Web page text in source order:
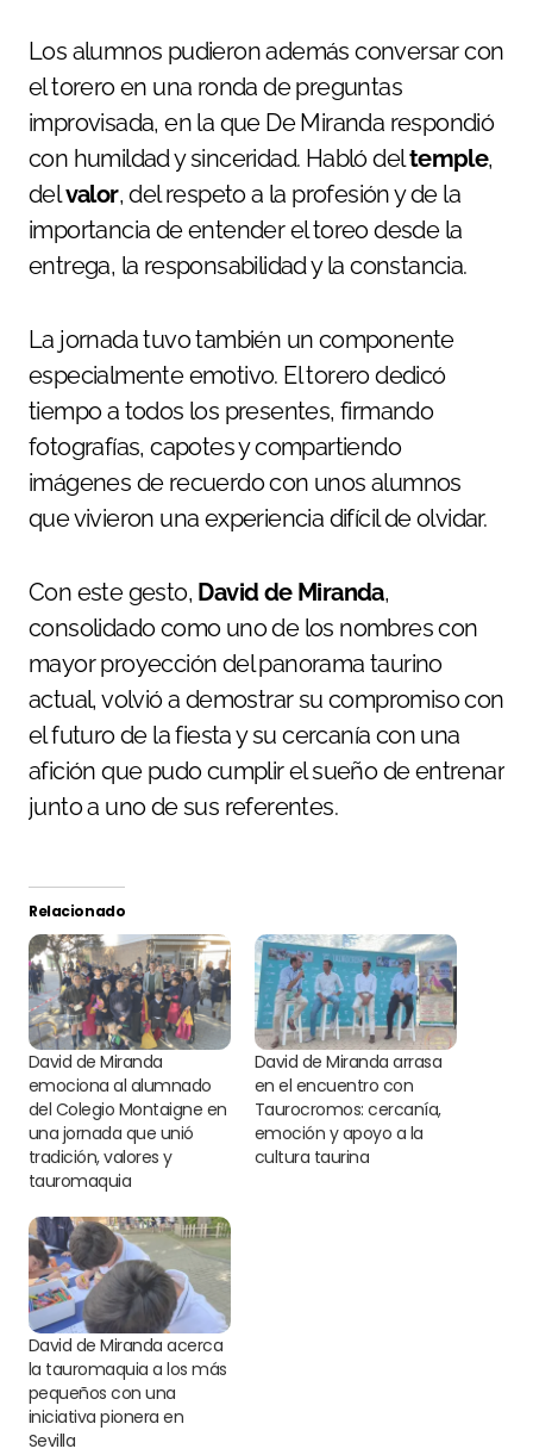
Los alumnos pudieron además conversar con
el torero en una ronda de preguntas
improvisada, en la que De Miranda respondió
con humildad y sinceridad. Habló deltemple,
delvalor, del respeto a la profesión y de la
importancia de entender el toreo desde la
entrega, la responsabilidad y la constancia.
La jornada tuvo también un componente
especialmente emotivo. El torero dedicó
tiempo a todos los presentes, firmando
fotografías, capotes y compartiendo
imágenes de recuerdo con unos alumnos
que vivieron una experiencia difícil de olvidar.
Con este gesto, David de Miranda,
consolidado como uno de los nombres con
mayor proyección del panorama taurino
actual, volvió a demostrar su compromiso con
el futuro de la fiesta y su cercanía con una
afición que pudo cumplir el sueño de entrenar
junto a uno de sus referentes.
Relacionado
David de Miranda
emociona al alumnado
del Colegio Montaigne en
una jornada que unió
tradición, valores y
tauromaquia
David de Miranda arrasa
en el encuentro con
Taurocromos: cercanía,
emoción y apoyo a la
cultura taurina
David de Miranda acerca
la tauromaquia a los más
pequeños con una
iniciativa pionera en
Sevilla